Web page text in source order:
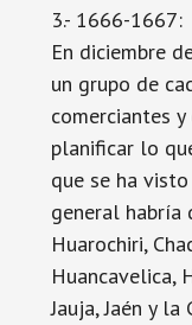
3.- 1666-1667:
En diciembre
un grupo de
comerciantes
planificar lo
que se ha
general habría
Huarochiri,
Huancavelica,
Jauja, Jaén y